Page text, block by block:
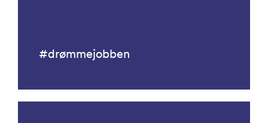
#drømmejobben